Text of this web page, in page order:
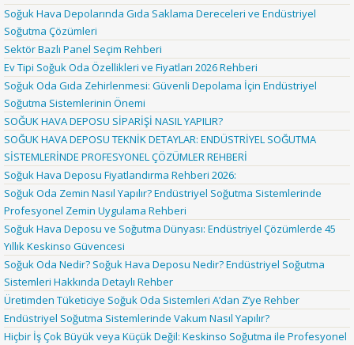
Soğuk Hava Depolarında Gıda Saklama Dereceleri ve Endüstriyel
Soğutma Çözümleri
Sektör Bazlı Panel Seçim Rehberi
Ev Tipi Soğuk Oda Özellikleri ve Fiyatları 2026 Rehberi
Soğuk Oda Gıda Zehirlenmesi: Güvenli Depolama İçin Endüstriyel
Soğutma Sistemlerinin Önemi
SOĞUK HAVA DEPOSU SİPARİŞİ NASIL YAPILIR?
SOĞUK HAVA DEPOSU TEKNİK DETAYLAR: ENDÜSTRİYEL SOĞUTMA
SİSTEMLERİNDE PROFESYONEL ÇÖZÜMLER REHBERİ
Soğuk Hava Deposu Fiyatlandırma Rehberi 2026:
Soğuk Oda Zemin Nasıl Yapılır? Endüstriyel Soğutma Sistemlerinde
Profesyonel Zemin Uygulama Rehberi
Soğuk Hava Deposu ve Soğutma Dünyası: Endüstriyel Çözümlerde 45
Yıllık Keskinso Güvencesi
Soğuk Oda Nedir? Soğuk Hava Deposu Nedir? Endüstriyel Soğutma
Sistemleri Hakkında Detaylı Rehber
Üretimden Tüketiciye Soğuk Oda Sistemleri A’dan Z’ye Rehber
Endüstriyel Soğutma Sistemlerinde Vakum Nasıl Yapılır?
Hiçbir İş Çok Büyük veya Küçük Değil: Keskinso Soğutma ile Profesyonel